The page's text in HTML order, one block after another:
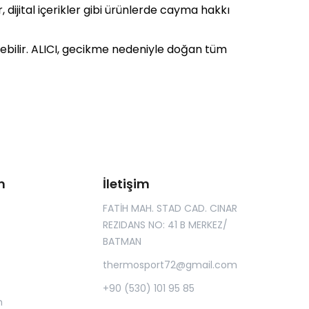
dijital içerikler gibi ürünlerde cayma hakkı
ALICI, gecikme nedeniyle doğan tüm
İletişim
FATİH MAH. STAD CAD. CINAR
REZIDANS NO: 41 B MERKEZ/
BATMAN
thermosport72@gmail.com
+90 (530) 101 95 85